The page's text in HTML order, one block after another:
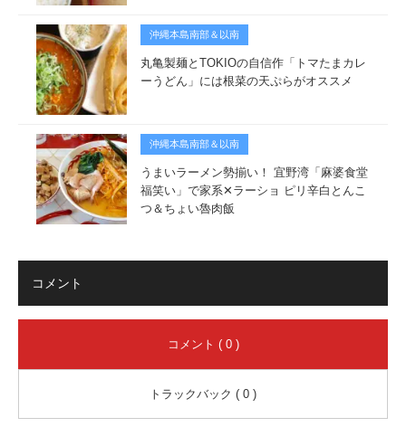
沖縄本島南部＆以南
丸亀製麺とTOKIOの自信作「トマたまカレ
ーうどん」には根菜の天ぷらがオススメ
沖縄本島南部＆以南
うまいラーメン勢揃い！ 宜野湾「麻婆食堂
福笑い」で家系✕ラーショ ピリ辛白とんこ
つ＆ちょい魯肉飯
コメント
コメント ( 0 )
トラックバック ( 0 )